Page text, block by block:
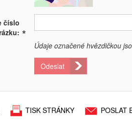
číslo
*
Údaje označené hvězdičkou
Odeslat
TISK STRÁNKY POSLAT